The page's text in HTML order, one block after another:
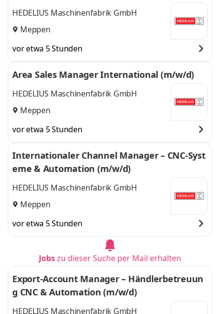
HEDELIUS Maschinenfabrik GmbH
Meppen
vor etwa 5 Stunden
Area Sales Manager International (m/w/d)
HEDELIUS Maschinenfabrik GmbH
Meppen
vor etwa 5 Stunden
Internationaler Channel Manager – CNC‑Syst
eme & Automation (m/w/d)
HEDELIUS Maschinenfabrik GmbH
Meppen
vor etwa 5 Stunden
Jobszu dieser Suche per Mail erhalten
Export-Account Manager – Händlerbetreuun
g CNC & Automation (m/w/d)
HEDELIUS Maschinenfabrik GmbH